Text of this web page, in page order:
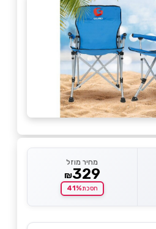
מחיר מוזל
₪329
חסכת41%